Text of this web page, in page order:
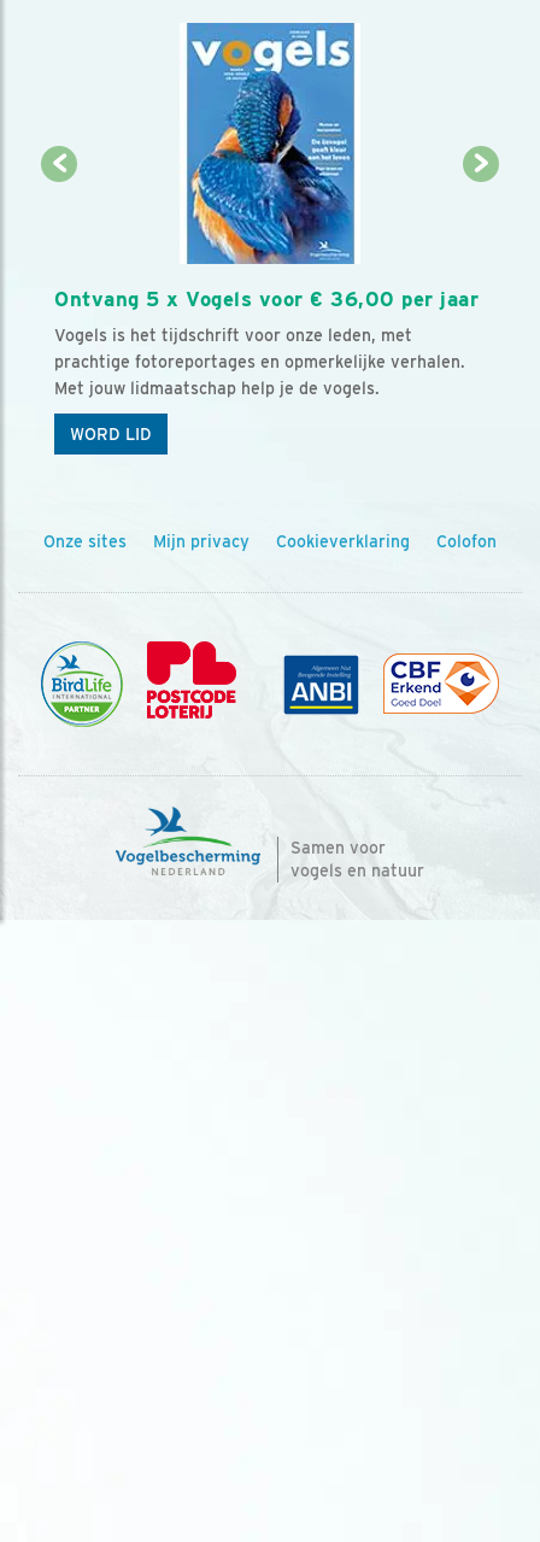
Ontvang 5 x Vogels voor € 36,00 per jaar
Vogels is het tijdschrift voor onze leden, met
prachtige fotoreportages en opmerkelijke verhalen.
Met jouw lidmaatschap help je de vogels.
WORD LID
Onze sites Mijn privacy Cookieverklaring Colofon
Samen voor
vogels en natuur